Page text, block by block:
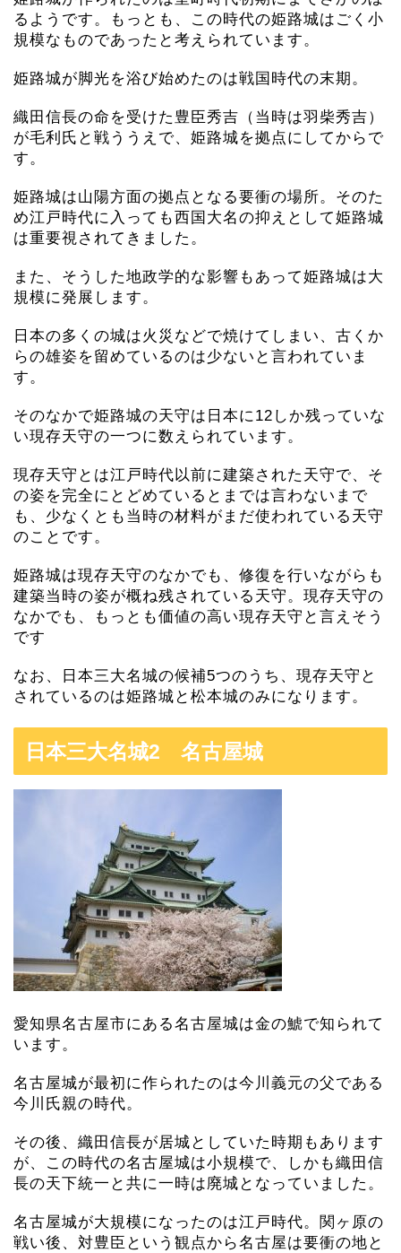
るようです。もっとも、この時代の姫路城はごく小
規模なものであったと考えられています。
姫路城が脚光を浴び始めたのは戦国時代の末期。
織田信長の命を受けた豊臣秀吉（当時は羽柴秀吉）
が毛利氏と戦ううえで、姫路城を拠点にしてからで
す。
姫路城は山陽方面の拠点となる要衝の場所。そのた
め江戸時代に入っても西国大名の抑えとして姫路城
は重要視されてきました。
また、そうした地政学的な影響もあって姫路城は大
規模に発展します。
日本の多くの城は火災などで焼けてしまい、古くか
らの雄姿を留めているのは少ないと言われていま
す。
そのなかで姫路城の天守は日本に12しか残っていな
い現存天守の一つに数えられています。
現存天守とは江戸時代以前に建築された天守で、そ
の姿を完全にとどめているとまでは言わないまで
も、少なくとも当時の材料がまだ使われている天守
のことです。
姫路城は現存天守のなかでも、修復を行いながらも
建築当時の姿が概ね残されている天守。現存天守の
なかでも、もっとも価値の高い現存天守と言えそう
です
なお、日本三大名城の候補5つのうち、現存天守と
されているのは姫路城と松本城のみになります。
日本三大名城2 名古屋城
愛知県名古屋市にある名古屋城は金の鯱で知られて
います。
名古屋城が最初に作られたのは今川義元の父である
今川氏親の時代。
その後、織田信長が居城としていた時期もあります
が、この時代の名古屋城は小規模で、しかも織田信
長の天下統一と共に一時は廃城となっていました。
名古屋城が大規模になったのは江戸時代。関ヶ原の
戦い後、対豊臣という観点から名古屋は要衝の地と